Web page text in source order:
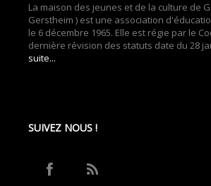
La maison des jeunes et de la culture de
Gerstheim ) est une association
le 6 décembre 1965. Elle est régie par le
dernière révision des statuts date du 28
suite...
SUIVEZ NOUS !